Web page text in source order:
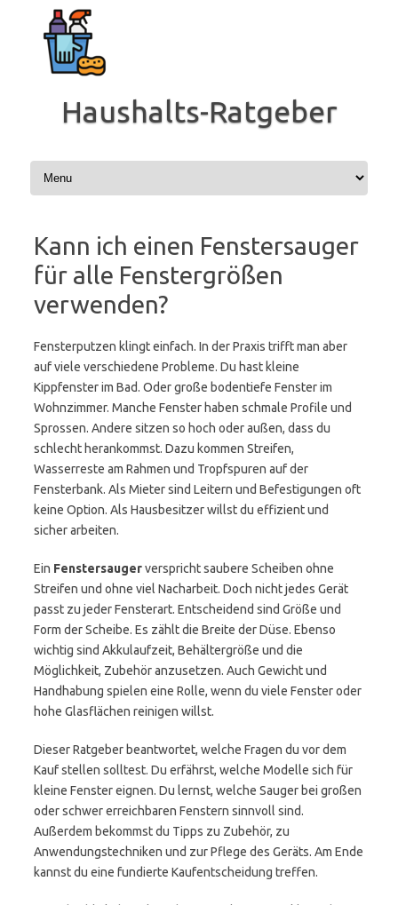
Inhalt
springen
Haushalts-Ratgeber
Kann ich einen Fenstersauger
für alle Fenstergrößen
verwenden?
Fensterputzen klingt einfach. In der Praxis trifft man aber
auf viele verschiedene Probleme. Du hast kleine
Kippfenster im Bad. Oder große bodentiefe Fenster im
Wohnzimmer. Manche Fenster haben schmale Profile und
Sprossen. Andere sitzen so hoch oder außen, dass du
schlecht herankommst. Dazu kommen Streifen,
Wasserreste am Rahmen und Tropfspuren auf der
Fensterbank. Als Mieter sind Leitern und Befestigungen oft
keine Option. Als Hausbesitzer willst du effizient und
sicher arbeiten.
Ein Fenstersaugerverspricht saubere Scheiben ohne
Streifen und ohne viel Nacharbeit. Doch nicht jedes Gerät
passt zu jeder Fensterart. Entscheidend sind Größe und
Form der Scheibe. Es zählt die Breite der Düse. Ebenso
wichtig sind Akkulaufzeit, Behältergröße und die
Möglichkeit, Zubehör anzusetzen. Auch Gewicht und
Handhabung spielen eine Rolle, wenn du viele Fenster oder
hohe Glasflächen reinigen willst.
Dieser Ratgeber beantwortet, welche Fragen du vor dem
Kauf stellen solltest. Du erfährst, welche Modelle sich für
kleine Fenster eignen. Du lernst, welche Sauger bei großen
oder schwer erreichbaren Fenstern sinnvoll sind.
Außerdem bekommst du Tipps zu Zubehör, zu
Anwendungstechniken und zur Pflege des Geräts. Am Ende
kannst du eine fundierte Kaufentscheidung treffen.